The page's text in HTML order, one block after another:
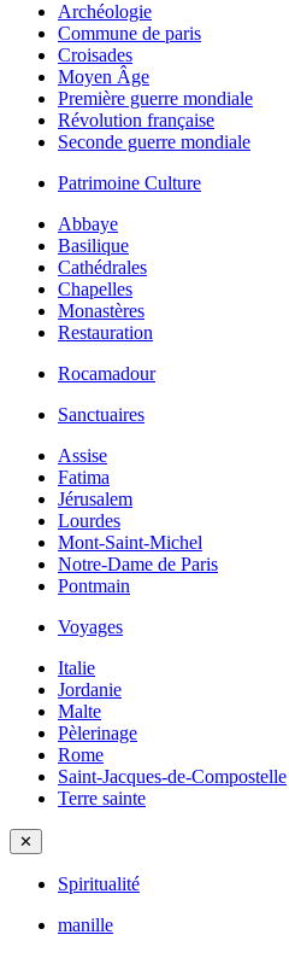
Archéologie
Commune de paris
Croisades
Moyen Âge
Première guerre mondiale
Révolution française
Seconde guerre mondiale
Patrimoine Culture
Abbaye
Basilique
Cathédrales
Chapelles
Monastères
Restauration
Rocamadour
Sanctuaires
Assise
Fatima
Jérusalem
Lourdes
Mont-Saint-Michel
Notre-Dame de Paris
Pontmain
Voyages
Italie
Jordanie
Malte
Pèlerinage
Rome
Saint-Jacques-de-Compostelle
Terre sainte
✕
Spiritualité
manille